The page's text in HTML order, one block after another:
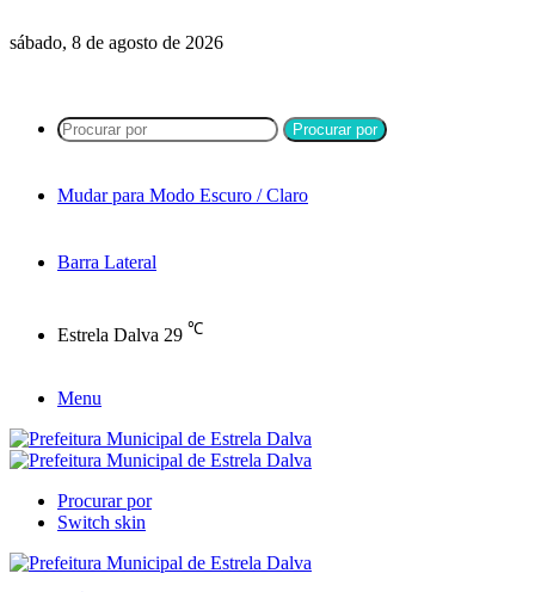
sábado, 8 de agosto de 2026
Procurar por
Mudar para Modo Escuro / Claro
Barra Lateral
Estrela Dalva 29 ℃
Menu
Procurar por
Switch skin